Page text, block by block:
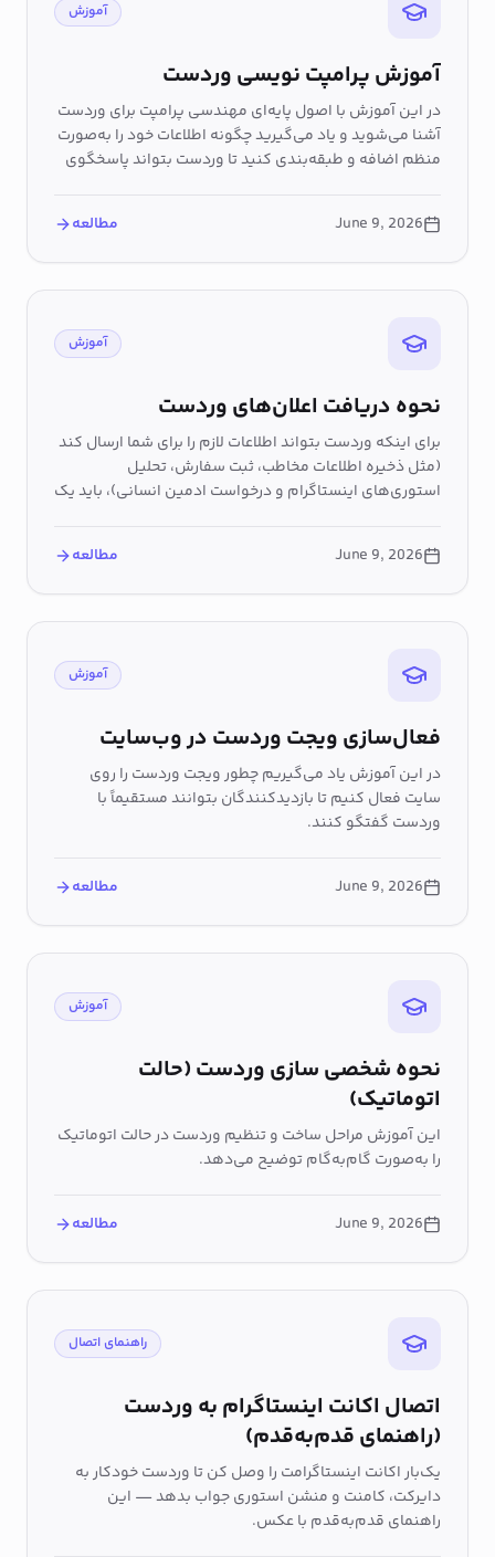
آموزش
آموزش پرامپت نویسی وردست
در این آموزش با اصول پایه‌ای مهندسی پرامپت برای وردست
آشنا می‌شوید و یاد می‌گیرید چگونه اطلاعات خود را به‌صورت
منظم اضافه و طبقه‌بندی کنید تا وردست بتواند پاسخگوی
June 9, 2026
مطالعه
آموزش
نحوه دریافت اعلان‌های وردست
برای اینکه وردست بتواند اطلاعات لازم را برای شما ارسال کند
(مثل ذخیره اطلاعات مخاطب، ثبت سفارش، تحلیل
استوری‌های اینستاگرام و درخواست ادمین انسانی)، باید یک
June 9, 2026 مطالعه
آموزش
فعال‌سازی ویجت وردست در وب‌سایت
در این آموزش یاد می‌گیریم چطور ویجت وردست را روی
سایت فعال کنیم تا بازدیدکنندگان بتوانند مستقیماً با
وردست گفتگو کنند.
June 9, 2026 مطالعه
آموزش
نحوه شخصی سازی وردست (حالت
اتوماتیک)
این آموزش مراحل ساخت و تنظیم وردست در حالت اتوماتیک
را به‌صورت گام‌به‌گام توضیح می‌دهد.
June 9, 2026 مطالعه
راهنمای اتصال
اتصال اکانت اینستاگرام به وردست
(راهنمای قدم‌به‌قدم)
یک‌بار اکانت اینستاگرامت را وصل کن تا وردست خودکار به
دایرکت، کامنت و منشن استوری جواب بدهد — این
راهنمای قدم‌به‌قدم با عکس.